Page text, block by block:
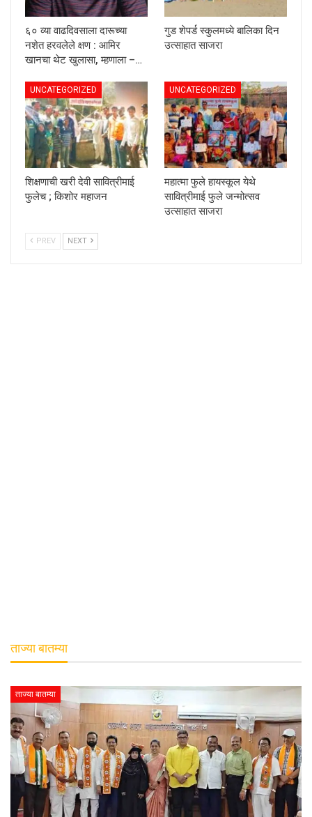
६० व्या वाढदिवसाला दारूच्या
नशेत हरवलेले क्षण : आमिर
खानचा थेट खुलासा, म्हणाला –…
गुड शेपर्ड स्कुलमध्ये बालिका दिन
उत्साहात साजरा
UNCATEGORIZED
शिक्षणाची खरी देवी सावित्रीमाई
फुलेच ; किशोर महाजन
UNCATEGORIZED
महात्मा फुले हायस्कूल येथे
सावित्रीमाई फुले जन्मोत्सव
उत्साहात साजरा
PREV NEXT
ताज्या बातम्या
ताज्या बातम्या